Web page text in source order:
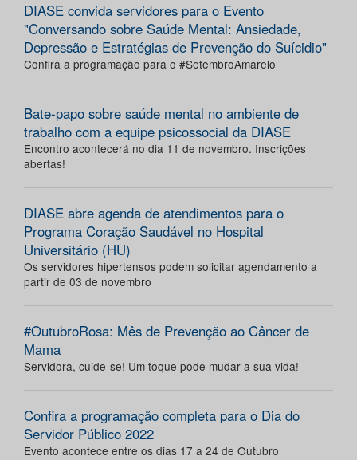
DIASE convida servidores para o Evento
"Conversando sobre Saúde Mental: Ansiedade,
Depressão e Estratégias de Prevenção do Suícidio"
Confira a programação para o #SetembroAmarelo
Bate-papo sobre saúde mental no ambiente de
trabalho com a equipe psicossocial da DIASE
Encontro acontecerá no dia 11 de novembro. Inscrições
abertas!
DIASE abre agenda de atendimentos para o
Programa Coração Saudável no Hospital
Universitário (HU)
Os servidores hipertensos podem solicitar agendamento a
partir de 03 de novembro
#OutubroRosa: Mês de Prevenção ao Câncer de
Mama
Servidora, cuide-se! Um toque pode mudar a sua vida!
Confira a programação completa para o Dia do
Servidor Público 2022
Evento acontece entre os dias 17 a 24 de Outubro